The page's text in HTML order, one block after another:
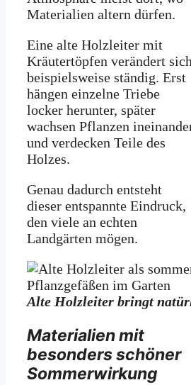
Materialien altern dürfen.
Eine alte Holzleiter mit
Kräutertöpfen verändert sich
beispielsweise ständig. Erst
hängen einzelne Triebe
locker herunter, später
wachsen Pflanzen
und verdecken Teile des
Holzes.
Genau dadurch entsteht
dieser entspannte Eindruck,
den viele an echten
Landgärten mögen.
Alte Holzleiter bringt
Materialien mit
besonders schöner
Sommerwirkung